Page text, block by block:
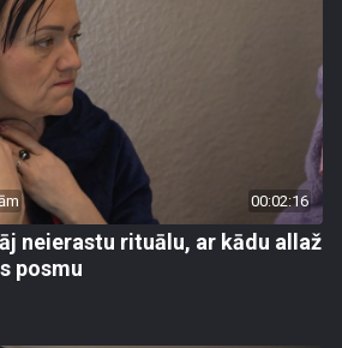
00:02:16
neierastu rituālu, ar kādu allaž
posmu